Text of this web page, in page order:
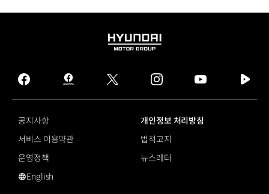
HYUNDAI
GROUP
facebook
hmg
journal
twitter instagram
tv
공지사항
개인정보 처리방침
서비스 이용약관
법적고지
운영정책
뉴스레터
영문 사이트로 이동
English